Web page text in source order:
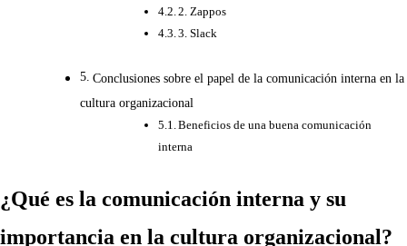
2. Zappos
3. Slack
Conclusiones sobre el papel de la comunicación interna en la
cultura organizacional
Beneficios de una buena comunicación
interna
¿Qué es la comunicación interna y su
importancia en la cultura organizacional?